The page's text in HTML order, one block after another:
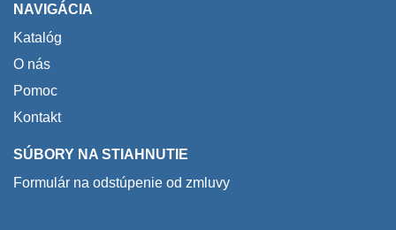
NAVIGÁCIA
Katalóg
O nás
Pomoc
Kontakt
SÚBORY NA STIAHNUTIE
Formulár na odstúpenie od zmluvy